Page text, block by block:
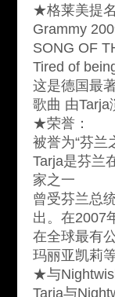
★格莱美提名
Grammy
SONG OF
Tired of
这是德国最
歌曲 由Tarja
★荣誉：
被誉为“芬兰
Tarja是芬兰
家之一
曾受芬兰总
出。在2007
在全球最有
玛丽亚凯莉
★与
Tarja与